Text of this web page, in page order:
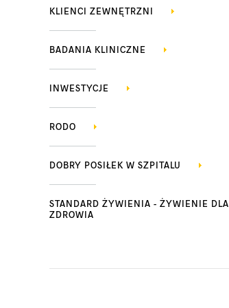
KLIENCI ZEWNĘTRZNI
BADANIA KLINICZNE
INWESTYCJE
RODO
DOBRY POSIŁEK W SZPITALU
STANDARD ŻYWIENIA - ŻYWIENIE DLA
ZDROWIA